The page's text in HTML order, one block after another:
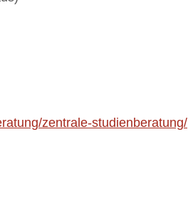
zentrale-studienberatung/